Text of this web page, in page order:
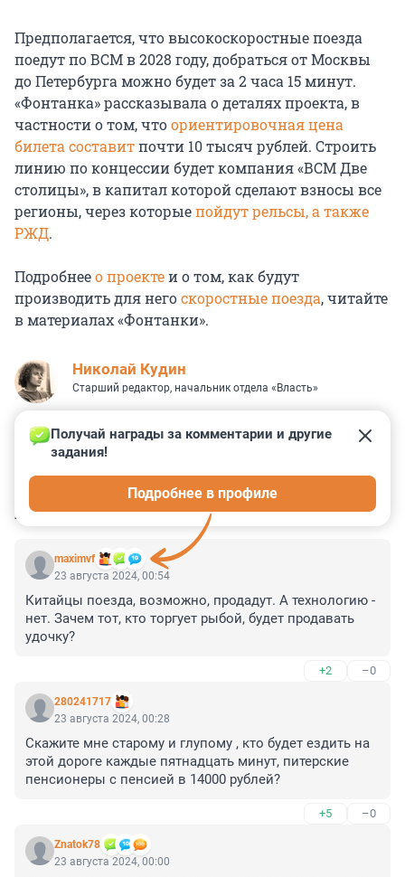
Предполагается, что высокоскоростные поезда
поедут по ВСМ в 2028 году, добраться от Москвы
до Петербурга можно будет за 2 часа 15 минут.
«Фонтанка» рассказывала о деталях проекта, в
частности о том, чтоориентировочная цена
билета составитпочти 10 тысяч рублей. Строить
линию по концессии будет компания «ВСМ Две
столицы», в капитал которой сделают взносы все
регионы, через которыепойдут рельсы, а также
РЖД.
Подробнеео проектеи о том, как будут
производить для негоскоростные поезда, читайте
в материалах «Фонтанки».
Николай Кудин
Старший редактор, начальник отдела «Власть»
КОММЕНТАРИИ 24
maximvf
Получай награды за комментарии и другие
задания!
Подробнее в профиле
23 августа 2024, 00:54
Китайцы поезда, возможно, продадут. А технологию -
нет. Зачем тот, кто торгует рыбой, будет продавать
удочку?
+2 –0
280241717
23 августа 2024, 00:28
Скажите мне старому и глупому , кто будет ездить на
этой дороге каждые пятнадцать минут, питерские
пенсионеры с пенсией в 14000 рублей?
+5 –0
Znatok78
23 августа 2024, 00:00